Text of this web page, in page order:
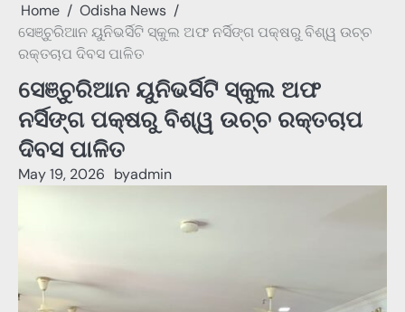
Home
Odisha News
ସେଞ୍ଚୁରିଆନ ୟୁନିଭର୍ସିଟି ସ୍କୁଲ ଅଫ ନର୍ସିଙ୍ଗ ପକ୍ଷରୁ ବିଶ୍ୱ ଉଚ୍ଚ
ରକ୍ତଚାପ ଦିବସ ପାଳିତ
ସେଞ୍ଚୁରିଆନ ୟୁନିଭର୍ସିଟି ସ୍କୁଲ ଅଫ
ନର୍ସିଙ୍ଗ ପକ୍ଷରୁ ବିଶ୍ୱ ଉଚ୍ଚ ରକ୍ତଚାପ
ଦିବସ ପାଳିତ
May 19, 2026 byadmin